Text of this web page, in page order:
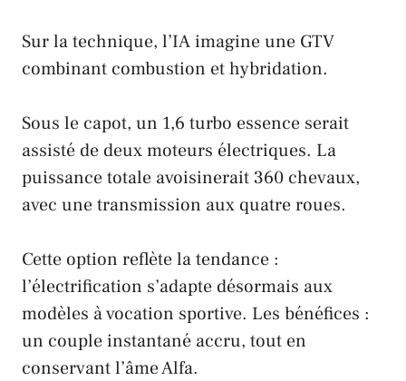
Sur la technique, l’IA imagine une GTV
combinant combustion et hybridation.
Sous le capot, un 1,6 turbo essence serait
assisté de deux moteurs électriques. La
puissance totale avoisinerait 360 chevaux,
avec une transmission aux quatre roues.
Cette option reflète la tendance :
l’électrification s’adapte désormais aux
modèles à vocation sportive. Les bénéfices :
un couple instantané accru, tout en
conservantl’âmeAlfa.